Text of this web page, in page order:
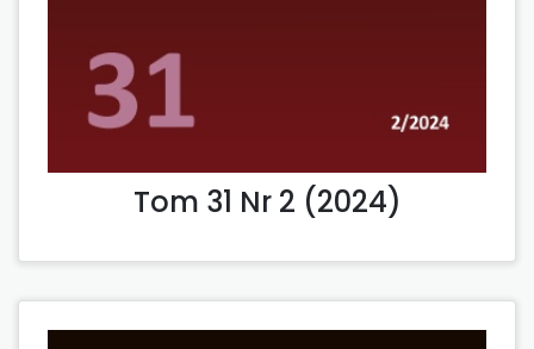
Tom 31 Nr 2 (2024)